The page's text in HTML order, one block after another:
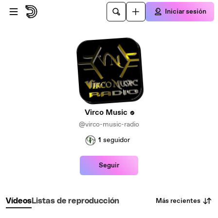
Saltar al contenido principal
Iniciar sesión
Virco Music
@virco-music-radio
1 seguidor
Seguir
VídeosListas de reproducción Más recientes